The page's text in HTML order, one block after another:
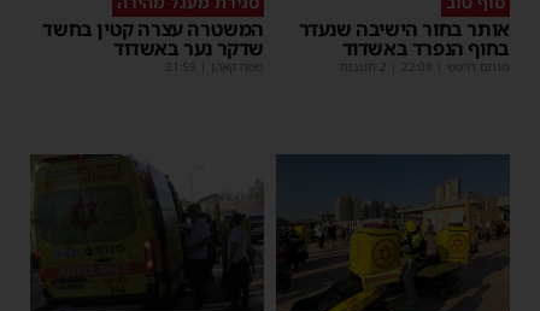
אותר בחור הישיבה שנעדר
בחוף הנפרד באשדוד
מנחם דויטש 22:08
המשטרה עצרה קטין בחשד
שדקר נער באשדוד
משה קאהן 21:59